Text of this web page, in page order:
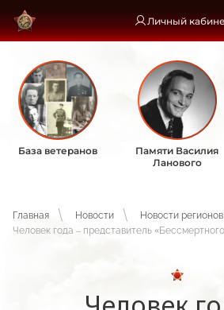
Личный
База ветеранов
Памяти Василия
Ланового
Главная Новости
Новости регионов
Человек года – представитель